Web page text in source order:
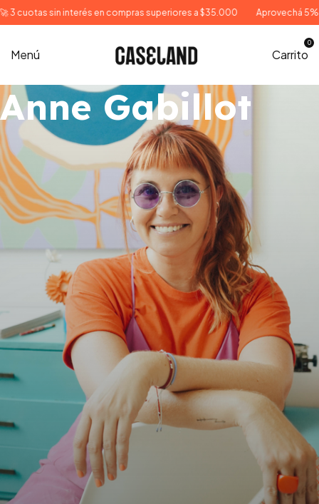
sin interés en compras superiores a $35.000 Aprovechá 5%
Menú Carrito
0
Anne Gabillot